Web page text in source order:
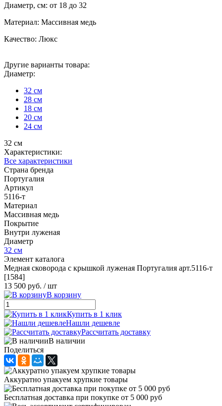
Диаметр, см: от 18 до 32
Материал: Массивная медь
Качество: Люкс
Другие варианты товара:
Диаметр:
32 см
28 см
18 см
20 см
24 см
32 см
Характеристики:
Все характеристики
Страна бренда
Португалия
Артикул
5116-т
Материал
Массивная медь
Покрытие
Внутри луженая
Диаметр
32 см
Элемент каталога
Медная сковорода с крышкой луженая Португалия арт.5116-т
[1584]
13 500 руб. / шт
В корзину
Купить в 1 клик
Нашли дешевле
Рассчитать доставку
В наличии
Поделиться
Аккуратно упакуем хрупкие товары
Бесплатная доставка при покупке от 5 000 руб